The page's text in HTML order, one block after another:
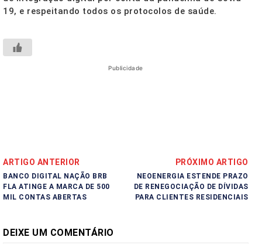
19, e respeitando todos os protocolos de saúde.
Publicidade
ARTIGO ANTERIOR
BANCO DIGITAL NAÇÃO BRB
FLA ATINGE A MARCA DE 500
MIL CONTAS ABERTAS
PRÓXIMO ARTIGO
NEOENERGIA ESTENDE PRAZO
DE RENEGOCIAÇÃO DE DÍVIDAS
PARA CLIENTES RESIDENCIAIS
DEIXE UM COMENTÁRIO